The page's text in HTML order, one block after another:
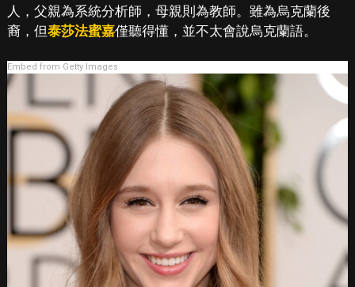
人，父親為系統分析師，母親則為教師。雖為烏克蘭後
裔，但泰莎法蜜嘉僅聽得懂，並不太會說烏克蘭語。
Embed from Getty Images